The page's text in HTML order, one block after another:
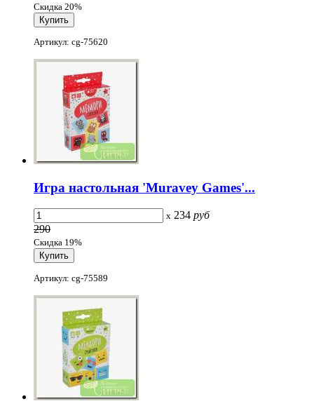
Скидка 20%
Артикул: cg-75620
Игра настольная 'Muravey Games'...
x 234 руб
290
Скидка 19%
Артикул: cg-75589